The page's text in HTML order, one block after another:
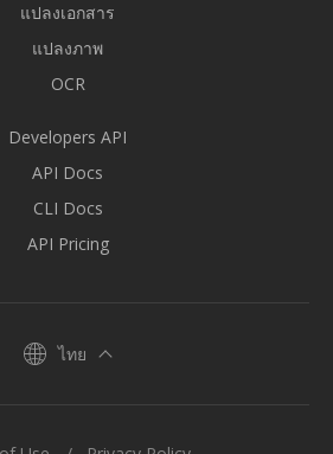
แปลงเอกสาร
แปลงภาพ
OCR
Developers API
API Docs
CLI Docs
API Pricing
ไทย